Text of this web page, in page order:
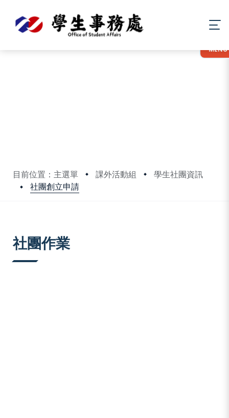
目前位置：主選單 課外活動組
學生社團資訊
社團創立申請
MENU
社團作業